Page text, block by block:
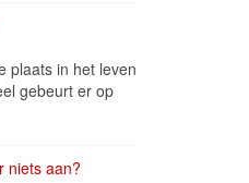
plaats in het leven
gebeurt er op
niets aan?